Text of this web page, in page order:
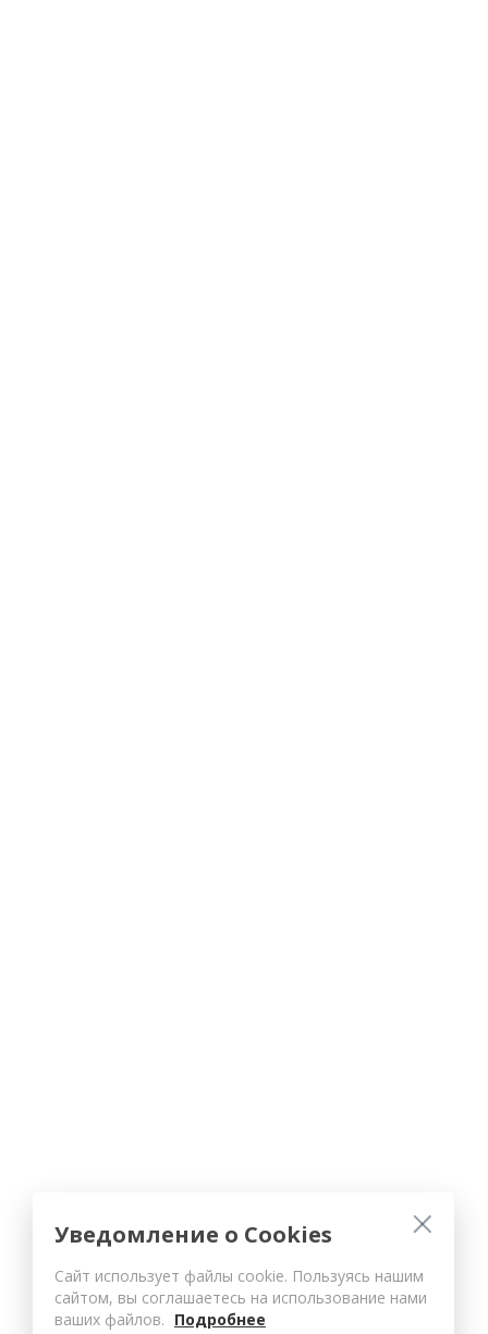
Уведомление о Cookies
Сайт использует файлы cookie. Пользуясь нашим
сайтом, вы соглашаетесь на использование нами
ваших файлов. Подробнее